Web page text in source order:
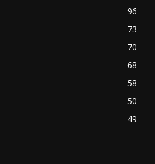
96
73
70
68
58
50
49